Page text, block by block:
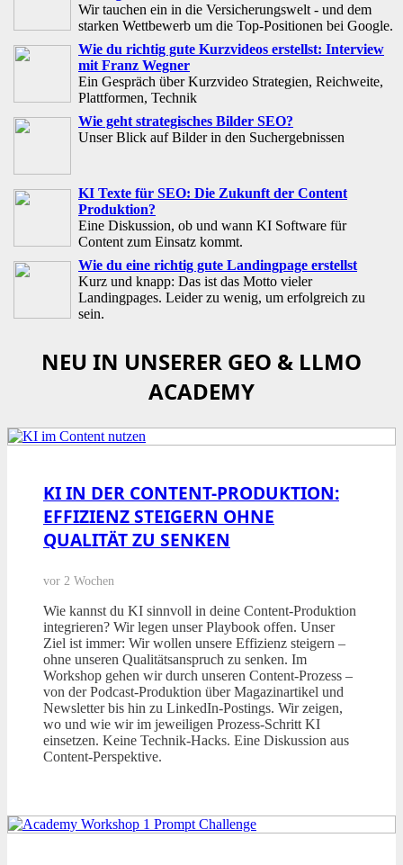
Wir tauchen ein in die Versicherungswelt - und dem
starken Wettbewerb um die Top-Positionen bei Google.
Wie du richtig gute Kurzvideos erstellst: Interview
mit Franz Wegner
Ein Gespräch über Kurzvideo Strategien, Reichweite,
Plattformen, Technik
Wie geht strategisches Bilder SEO?
Unser Blick auf Bilder in den Suchergebnissen
KI Texte für SEO: Die Zukunft der Content
Produktion?
Eine Diskussion, ob und wann KI Software für
Content zum Einsatz kommt.
Wie du eine richtig gute Landingpage erstellst
Kurz und knapp: Das ist das Motto vieler
Landingpages. Leider zu wenig, um erfolgreich zu
sein.
NEU IN UNSERER GEO & LLMO
ACADEMY
KI IN DER CONTENT-PRODUKTION:
EFFIZIENZ STEIGERN OHNE
QUALITÄT ZU SENKEN
vor 2 Wochen
Wie kannst du KI sinnvoll in deine Content-Produktion
integrieren? Wir legen unser Playbook offen. Unser
Ziel ist immer: Wir wollen unsere Effizienz steigern –
ohne unseren Qualitätsanspruch zu senken. Im
Workshop gehen wir durch unseren Content-Prozess –
von der Podcast-Produktion über Magazinartikel und
Newsletter bis hin zu LinkedIn-Postings. Wir zeigen,
wo und wie wir im jeweiligen Prozess-Schritt KI
einsetzen. Keine Technik-Hacks. Eine Diskussion aus
Content-Perspektive.